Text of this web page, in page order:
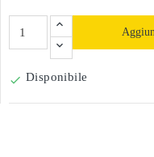
 Disponibile